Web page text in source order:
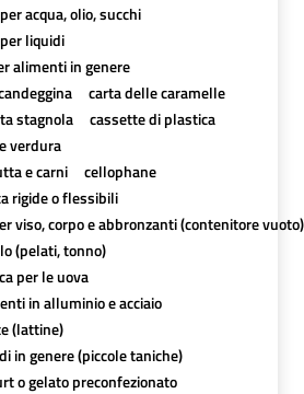
acqua, olio, succhi
liquidi
alimenti in genere
carta delle caramelle
stagnola
cassette di plastica
verdura
e carni
cellophane
rigide o flessibili
viso, corpo e abbronzanti (contenitore vuoto)
(pelati, tonno)
per le uova
in alluminio e acciaio
(lattine)
in genere (piccole taniche)
o gelato preconfezionato